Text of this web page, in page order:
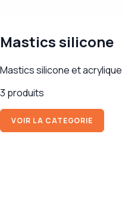
Mastics silicone
Mastics silicone et
3 produits
VOIR LA CATEGORIE